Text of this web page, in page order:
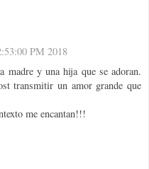
PM 2018
madre y una hija que se adoran.
transmitir un amor grande que
me encantan!!!